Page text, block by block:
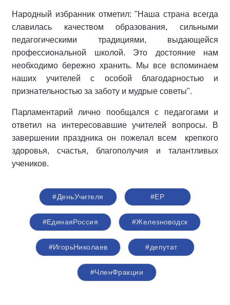
Народный избранник отметил: "Наша страна всегда
славилась качеством образования, сильными
педагогическими традициями, выдающейся
профессиональной школой. Это достояние нам
необходимо бережно хранить. Мы все вспоминаем
наших учителей с особой благодарностью и
признательностью за заботу и мудрые советы".
Парламентарий лично пообщался с педагогами и
ответил на интересовавшие учителей вопросы. В
завершении праздника он пожелал всем крепкого
здоровья, счастья, благополучия и талантливых
учеников.
#ДеньУчителя #ЕР
#ЕдинаяРоссия #Железноводск
#ИгорьНиколаев #депутат
#ЧленФракции